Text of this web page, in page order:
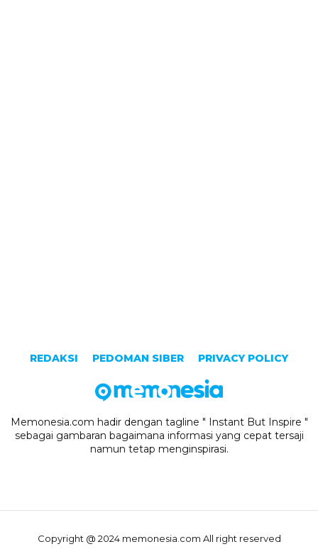
REDAKSI PEDOMAN SIBER PRIVACY POLICY
Memonesia.com hadir dengan tagline " Instant But Inspire "
sebagai gambaran bagaimana informasi yang cepat tersaji
namun tetap menginspirasi.
Copyright @ 2024 memonesia.com All right reserved